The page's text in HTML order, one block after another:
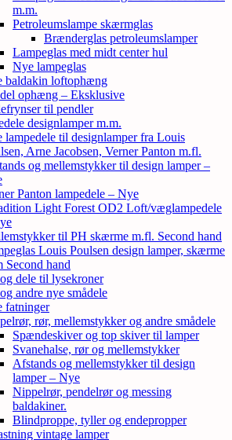
m.m.
Petroleumslampe skærmglas
Brænderglas petroleumslamper
Lampeglas med midt center hul
Nye lampeglas
baldakin loftophæng
ophæng – Eksklusive
til pendler
designlamper m.m.
lampedele til designlamper fra Louis
Arne Jacobsen, Verner Panton m.fl.
og mellemstykker til design lamper –
Panton lampedele – Nye
Light Forest OD2 Loft/væglampedele
til PH skærme m.fl. Second hand
Louis Poulsen design lamper, skærme
Second hand
dele til lysekroner
andre nye smådele
fatninger
rør, mellemstykker og andre smådele
Spændeskiver og top skiver til lamper
Svanehalse, rør og mellemstykker
Afstands og mellemstykker til design
lamper – Nye
Nippelrør, pendelrør og messing
baldakiner.
Blindproppe, tyller og endepropper
vintage lamper